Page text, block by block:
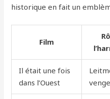
historique en fait un
Film
Il était une fois
dans l’Ouest